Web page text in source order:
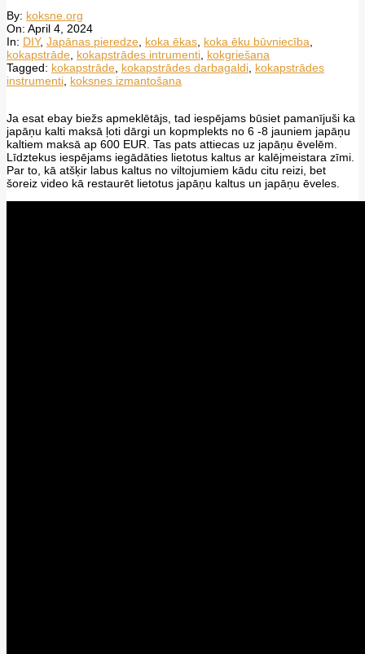
By: koksne.org
On: April 4, 2024
In: DIY, Japānas pieredze, koka ēkas, koka ēku būvniecība,
kokapstrāde, kokapstrādes intrumenti, kokgriešana
Tagged: kokapstrāde, kokapstrādes darbagaldi, kokapstrādes
instrumenti, koksnes izmantošana
Ja esat ebay biežs apmeklētājs, tad iespējams būsiet pamanījuši ka
japāņu kalti maksā ļoti dārgi un kopmplekts no 6 -8 jauniem japāņu
kaltiem maksā ap 600 EUR. Tas pats attiecas uz japāņu ēvelēm.
Līdztekus iespējams iegādāties lietotus kaltus ar kalējmeistara zīmi.
Par to, kā atšķir labus kaltus no viltojumiem kādu citu reizi, bet
šoreiz video kā restaurēt lietotus japāņu kaltus un japāņu ēveles.